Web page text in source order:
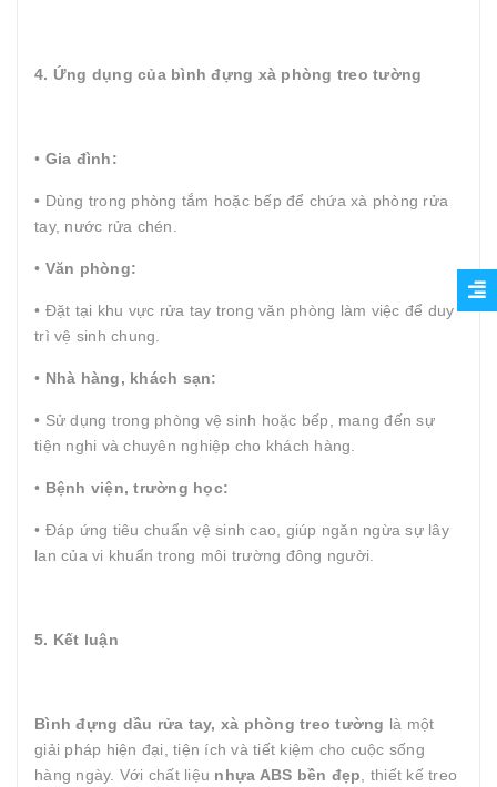
4. Ứng dụng của bình đựng xà phòng treo tường
• Gia đình:
• Dùng trong phòng tắm hoặc bếp để chứa xà phòng rửa
tay, nước rửa chén.
• Văn phòng:
• Đặt tại khu vực rửa tay trong văn phòng làm việc để duy
trì vệ sinh chung.
• Nhà hàng, khách sạn:
• Sử dụng trong phòng vệ sinh hoặc bếp, mang đến sự
tiện nghi và chuyên nghiệp cho khách hàng.
• Bệnh viện, trường học:
• Đáp ứng tiêu chuẩn vệ sinh cao, giúp ngăn ngừa sự lây
lan của vi khuẩn trong môi trường đông người.
5. Kết luận
Bình đựng dầu rửa tay, xà phòng treo tường là một
giải pháp hiện đại, tiện ích và tiết kiệm cho cuộc sống
hàng ngày. Với chất liệu nhựa ABS bền đẹp , thiết kế treo